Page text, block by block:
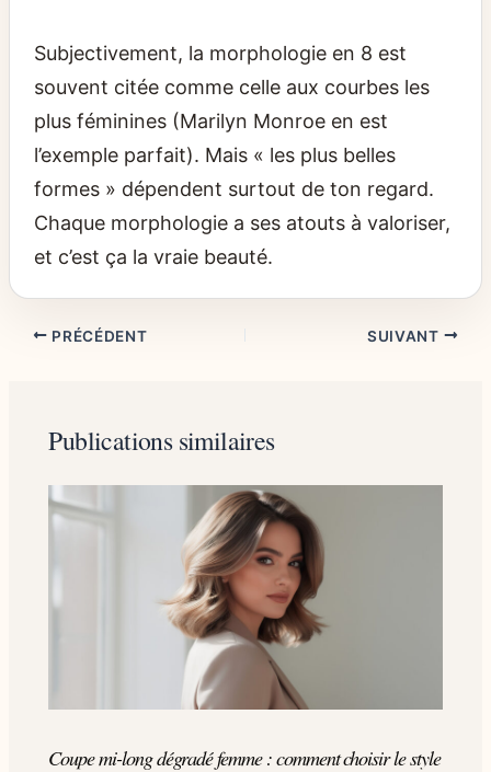
Subjectivement, la morphologie en 8 est
souvent citée comme celle aux courbes les
plus féminines (Marilyn Monroe en est
l’exemple parfait). Mais « les plus belles
formes » dépendent surtout de ton regard.
Chaque morphologie a ses atouts à valoriser,
et c’est ça la vraie beauté.
PRÉCÉDENT SUIVANT
Publications similaires
Coupe mi-long dégradé femme : comment choisir le style